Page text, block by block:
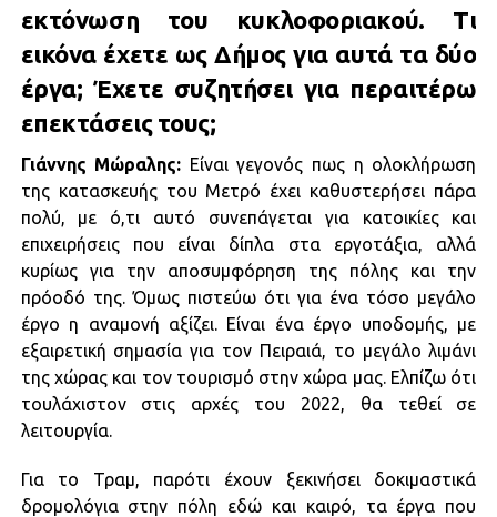
εκτόνωση του κυκλοφοριακού. Τι
εικόνα έχετε ως Δήμος για αυτά τα δύο
έργα; Έχετε συζητήσει για περαιτέρω
επεκτάσεις τους;
Γιάννης Μώραλης: Είναι γεγονός πως η ολοκλήρωση
της κατασκευής του Μετρό έχει καθυστερήσει πάρα
πολύ, με ό,τι αυτό συνεπάγεται για κατοικίες και
επιχειρήσεις που είναι δίπλα στα εργοτάξια, αλλά
κυρίως για την αποσυμφόρηση της πόλης και την
πρόοδό της. Όμως πιστεύω ότι για ένα τόσο μεγάλο
έργο η αναμονή αξίζει. Είναι ένα έργο υποδομής, με
εξαιρετική σημασία για τον Πειραιά, το μεγάλο λιμάνι
της χώρας και τον τουρισμό στην χώρα μας. Ελπίζω ότι
τουλάχιστον στις αρχές του 2022, θα τεθεί σε
λειτουργία.
Για το Τραμ, παρότι έχουν ξεκινήσει δοκιμαστικά
δρομολόγια στην πόλη εδώ και καιρό, τα έργα που